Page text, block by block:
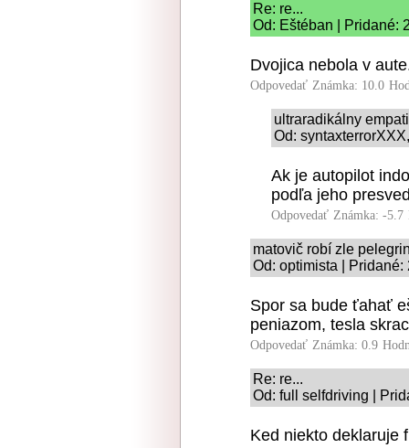
Re: re...
Od: Eštéban | Pridané:
Dvojica nebola v
Odpovedať Známka: 10.0
ultraradikálny
Od:
Ak je autopilot
podľa jeho
Odpovedať Známka: -5.7
matovič robí zle
Od: optimista | Pridané:
Spor sa bude ťahať
peniazom, tesla
Odpovedať Známka: 0.9
Re: re...
Od: full selfdriving |
Ked niekto deklaruje